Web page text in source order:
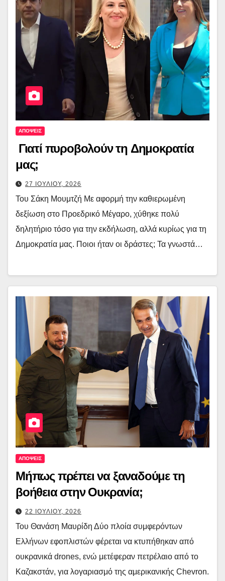
ΑΠΟΨΕΙΣ
Γιατί πυροβολούν τη Δημοκρατία
μας;
27 ΙΟΥΛΙΟΥ, 2026
Του Σάκη Μουμτζή Με αφορμή την καθιερωμένη
δεξίωση στο Προεδρικό Μέγαρο, χύθηκε πολύ
δηλητήριο τόσο για την εκδήλωση, αλλά κυρίως για τη
Δημοκρατία μας. Ποιοι ήταν οι δράστες; Τα γνωστά…
ΑΠΟΨΕΙΣ
Μήπως πρέπει να ξαναδούμε τη
βοήθεια στην Ουκρανία;
22 ΙΟΥΛΙΟΥ, 2026
Του Θανάση Μαυρίδη Δύο πλοία συμφερόντων
Ελλήνων εφοπλιστών φέρεται να κτυπήθηκαν από
ουκρανικά drones, ενώ μετέφεραν πετρέλαιο από το
Καζακστάν, για λογαριασμό της αμερικανικής Chevron.